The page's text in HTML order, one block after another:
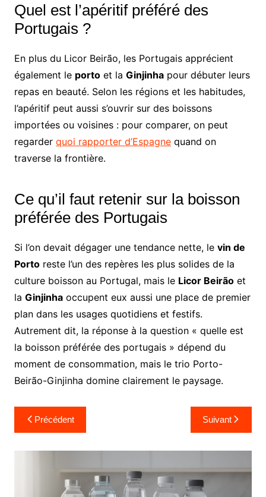
Quel est l’apéritif préféré des
Portugais ?
En plus du Licor Beirão, les Portugais apprécient
également le portoet la Ginjinhapour débuter leurs
repas en beauté. Selon les régions et les habitudes,
l’apéritif peut aussi s’ouvrir sur des boissons
importées ou voisines : pour comparer, on peut
regarder quoi rapporter d’Espagnequand on
traverse la frontière.
Ce qu’il faut retenir sur la boisson
préférée des Portugais
Si l’on devait dégager une tendance nette, le vin de
Portoreste l’un des repères les plus solides de la
culture boisson au Portugal, mais le Licor Beirãoet
la Ginjinhaoccupent eux aussi une place de premier
plan dans les usages quotidiens et festifs.
Autrement dit, la réponse à la question « quelle est
la boisson préférée des portugais » dépend du
moment de consommation, mais le trio Porto-
Beirão-Ginjinha domine clairement le paysage.
Navigation
de
l’article
Précédent Suivant